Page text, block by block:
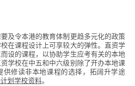
及令本港的教育体制更趋多元化的政策
在课程设计上可享较大的弹性。直资学
设的课程，以协助学生应考有关的本地
学校在中五和中六级别除了开办本地课
供修读非本地课程的选择，拓阔升学途
划学校资料。